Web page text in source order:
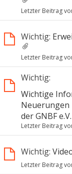
Letzter Beitrag
Wichtig:
Letzter Beitrag
Wichtig:
Wichtige
Neuerungen
der GNBF e.V.
Letzter Beitrag
Wichtig:
Letzter Beitrag